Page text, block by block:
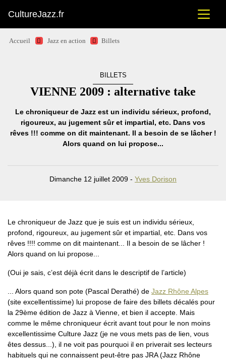
CultureJazz.fr
Accueil Jazz en action Billets
BILLETS
VIENNE 2009 : alternative take
Le chroniqueur de Jazz est un individu sérieux, profond,
rigoureux, au jugement sûr et impartial, etc. Dans vos
rêves !!! comme on dit maintenant. Il a besoin de se lâcher !
Alors quand on lui propose...
Dimanche 12 juillet 2009 - Yves Dorison
Le chroniqueur de Jazz que je suis est un individu sérieux,
profond, rigoureux, au jugement sûr et impartial, etc. Dans vos
rêves !!!! comme on dit maintenant... Il a besoin de se lâcher !
Alors quand on lui propose...
(Oui je sais, c’est déjà écrit dans le descriptif de l’article)
... Alors quand son pote (Pascal Derathé) de Jazz Rhône Alpes
(site excellentissime) lui propose de faire des billets décalés pour
la 29ème édition de Jazz à Vienne, et bien il accepte. Mais
comme le même chroniqueur écrit avant tout pour le non moins
excellentissime Culture Jazz (je ne vous mets pas de lien, vous
êtes dessus...), il ne voit pas pourquoi il en priverait ses lecteurs
habituels qui ne connaissent peut-être pas JRA (Jazz Rhône